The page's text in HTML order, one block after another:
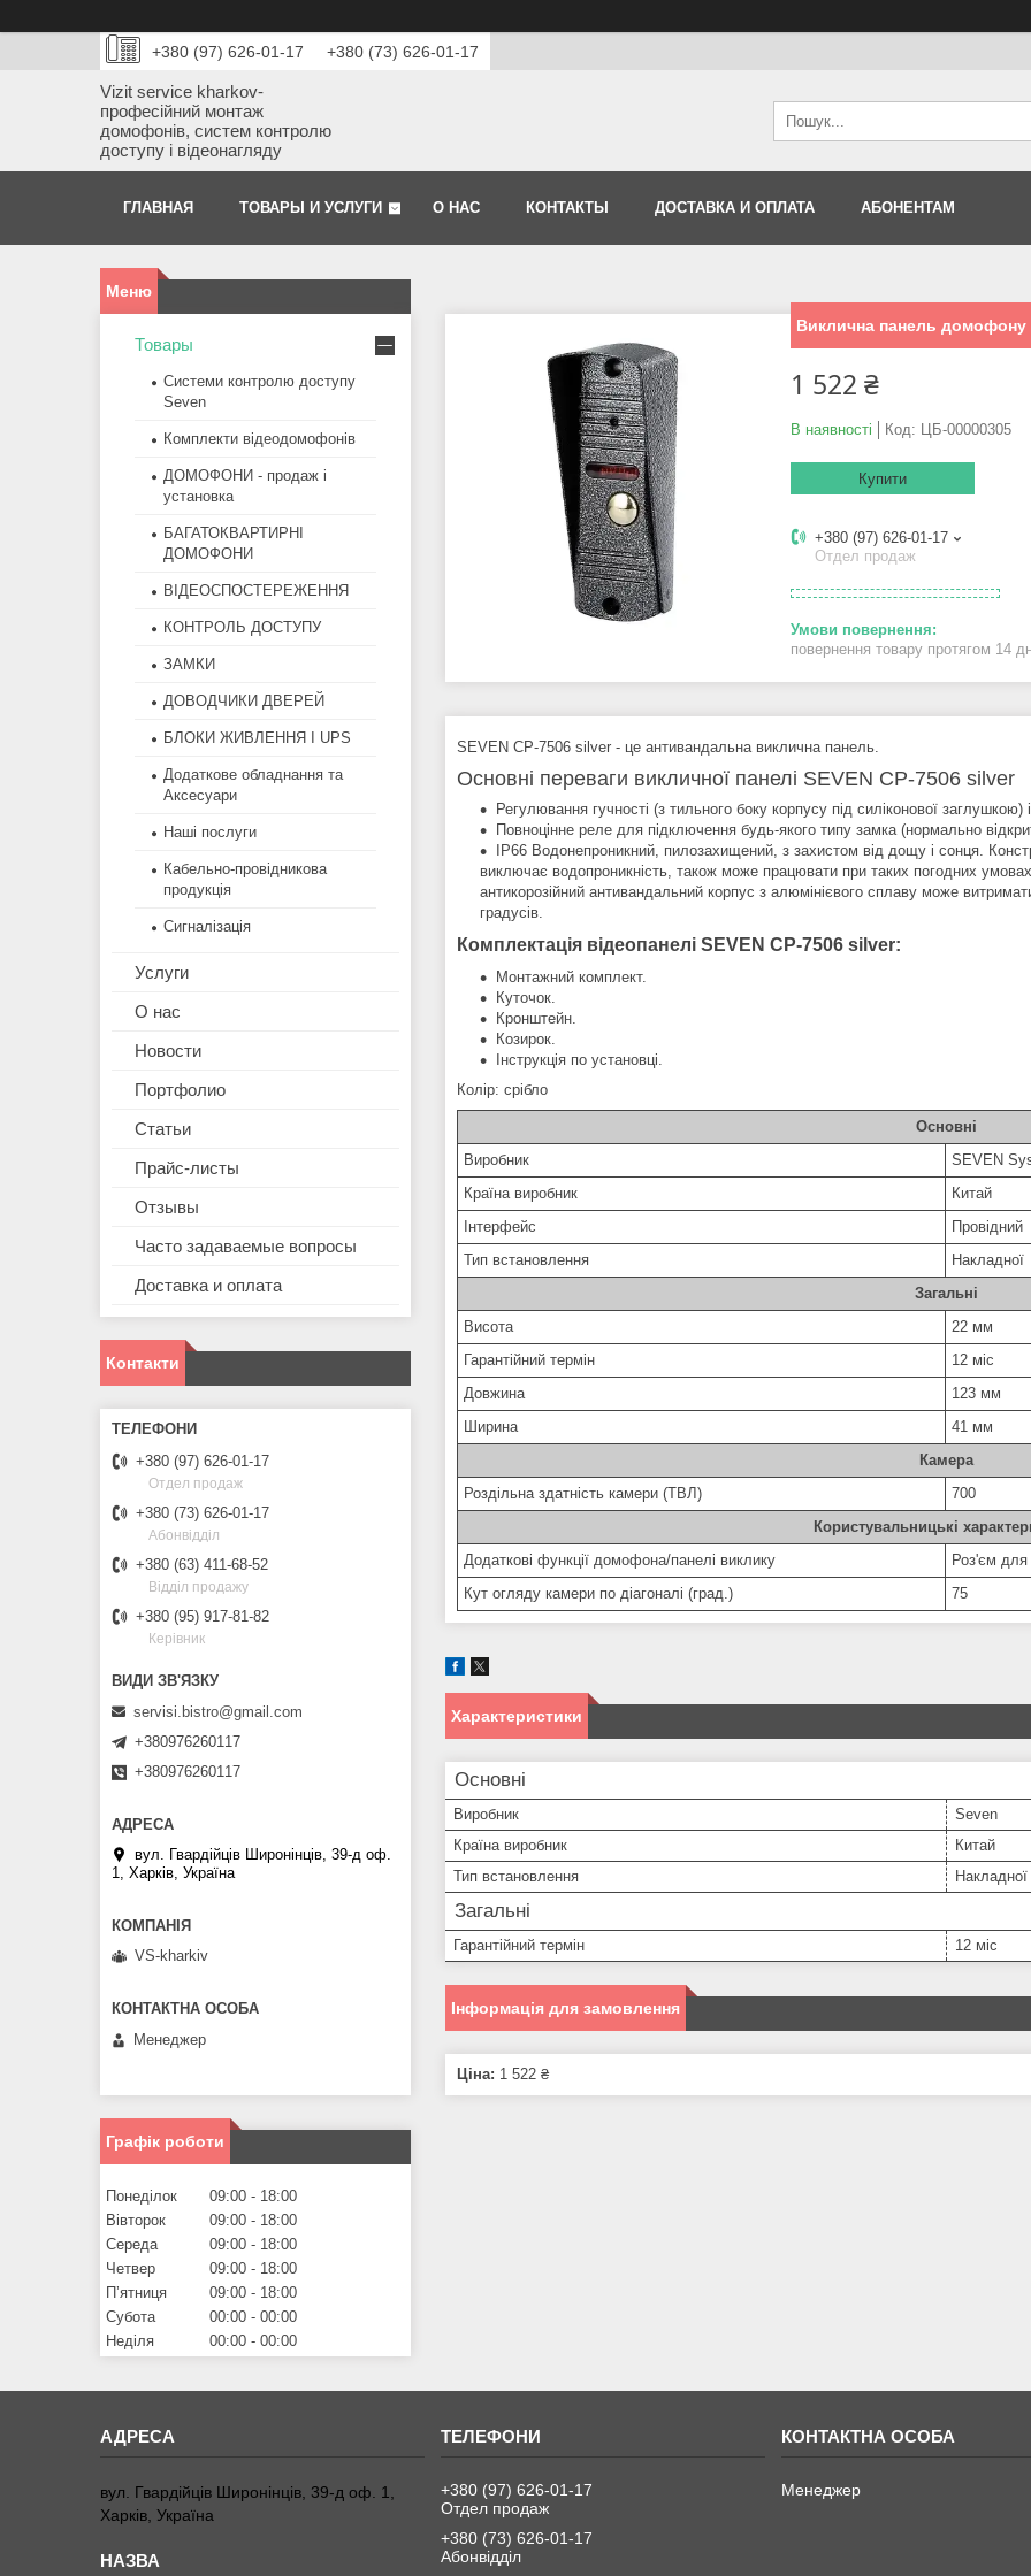
+380 (97) 626-01-17 +380 (73) 626-01-17
Vizit service kharkov-
професійний монтаж
домофонів, систем контролю
доступу і відеонагляду
ГЛАВНАЯ ТОВАРЫ И УСЛУГИ О НАС КОНТАКТЫ ДОСТАВКА И ОПЛАТА АБОНЕНТАМ
Виклична панель домофону
1 522 ₴
В наявності Код: ЦБ-00000305
Купити
+380 (97) 626-01-17
Отдел продаж
повернення товару протягом 14
SEVEN CP-7506 silver - це антивандальна виклична панель.
Основні переваги викличної панелі SEVEN CP-7506 silver
Регулювання гучності (з тильного боку корпусу під силіконової заглушкою)
Повноцінне реле для підключення будь-якого типу замка (нормально
IP66 Водонепроникний, пилозахищений, з захистом від дощу і сонця.
виключає водопроникність, також може працювати при таких погодних
антикорозійний антивандальний корпус з алюмінієвого сплаву може
градусів.
Комплектація відеопанелі SEVEN CP-7506 silver:
Монтажний комплект.
Куточок.
Кронштейн.
Козирок.
Інструкція по установці.
Колір: срібло
Основні
Виробник
SEVEN
Країна виробник
Китай
Інтерфейс
Провідний
Тип встановлення
Накладної
Загальні
Висота
22 мм
Гарантійний термін
12 міс
Довжина
123 мм
Ширина
41 мм
Камера
Роздільна здатність камери (ТВЛ)
700
Користувальницькі
Додаткові функції домофона/панелі виклику
Роз'єм
Кут огляду камери по діагоналі (град.)
75
Характеристики
Основні
Виробник
Seven
Країна виробник
Китай
Тип встановлення
Накладної
Загальні
Гарантійний термін 12 міс
Інформація для замовлення
Ціна: 1 522 ₴
Товары
Системи контролю доступу
Seven
Комплекти відеодомофонів
ДОМОФОНИ - продаж і
установка
БАГАТОКВАРТИРНІ
ДОМОФОНИ
ВІДЕОСПОСТЕРЕЖЕННЯ
КОНТРОЛЬ ДОСТУПУ
ЗАМКИ
ДОВОДЧИКИ ДВЕРЕЙ
БЛОКИ ЖИВЛЕННЯ І UPS
Додаткове обладнання та
Аксесуари
Наші послуги
Кабельно-провідникова
продукція
Сигналізація
Услуги
О нас
Новости
Портфолио
Статьи
Прайс-листы
Отзывы
Часто задаваемые вопросы
Доставка и оплата
Контакти
+380 (97) 626-01-17
Отдел продаж
+380 (73) 626-01-17
Абонвідділ
+380 (63) 411-68-52
Відділ продажу
+380 (95) 917-81-82
Керівник
servisi.bistro@gmail.com
+380976260117
+380976260117
вул. Гвардійців Широнінців, 39-д оф.
1, Харків, Україна
VS-kharkiv
Менеджер
Графік роботи
Понеділок 09:00
18:00
Вівторок
09:00
18:00
Середа
09:00
18:00
Четвер
09:00
18:00
Пʼятниця
09:00
18:00
Субота
00:00
00:00
Неділя
00:00 00:00
вул. Гвардійців Широнінців, 39-д оф. 1,
Харків, Україна
+380 (97) 626-01-17
Отдел продаж
+380 (73) 626-01-17
Абонвідділ
Менеджер